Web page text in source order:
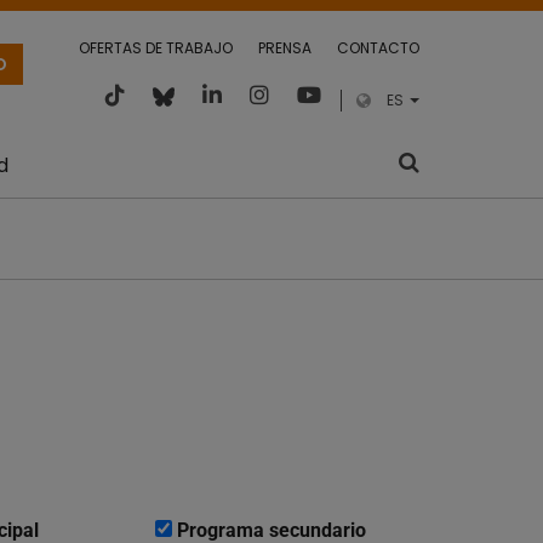
OFERTAS DE TRABAJO PRENSA CONTACTO
ES
Programa secundario